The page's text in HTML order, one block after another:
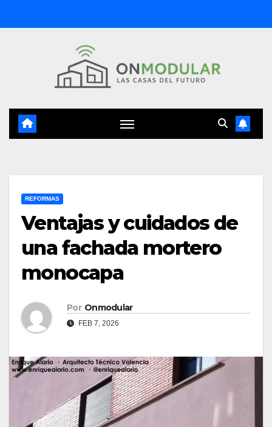
al
REFORMAS
Ventajas y cuidados de
una fachada mortero
monocapa
Por Onmodular
FEB 7, 2026